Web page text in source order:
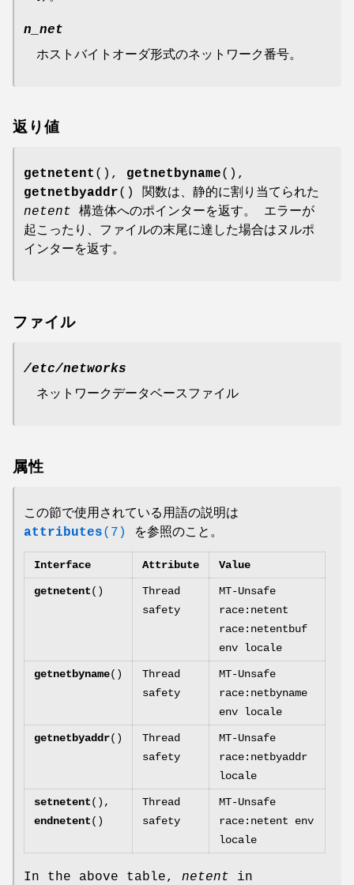
n_net
ホストバイトオーダ形式のネットワーク番号。
返り値
getnetent (), getnetbyname(),
getnetbyaddr() 関数は、静的に割り当てられた
netent 構造体へのポインターを返す。 エラーが
起こったり、ファイルの末尾に達した場合はヌルポ
インターを返す。
ファイル
/etc/networks
ネットワークデータベースファイル
属性
この節で使用されている用語の説明は
attributes(7) を参照のこと。
Interface Attribute Value
getnetent()
Thread
safety
MT-Unsafe
race:netent
race:netentbuf
env locale
getnetbyname()
Thread
safety
MT-Unsafe
race:netbyname
env locale
getnetbyaddr()
Thread
safety
MT-Unsafe
race:netbyaddr
locale
setnetent(),
endnetent()
Thread
safety
MT-Unsafe
race:netent env
locale
In the above table, netent in